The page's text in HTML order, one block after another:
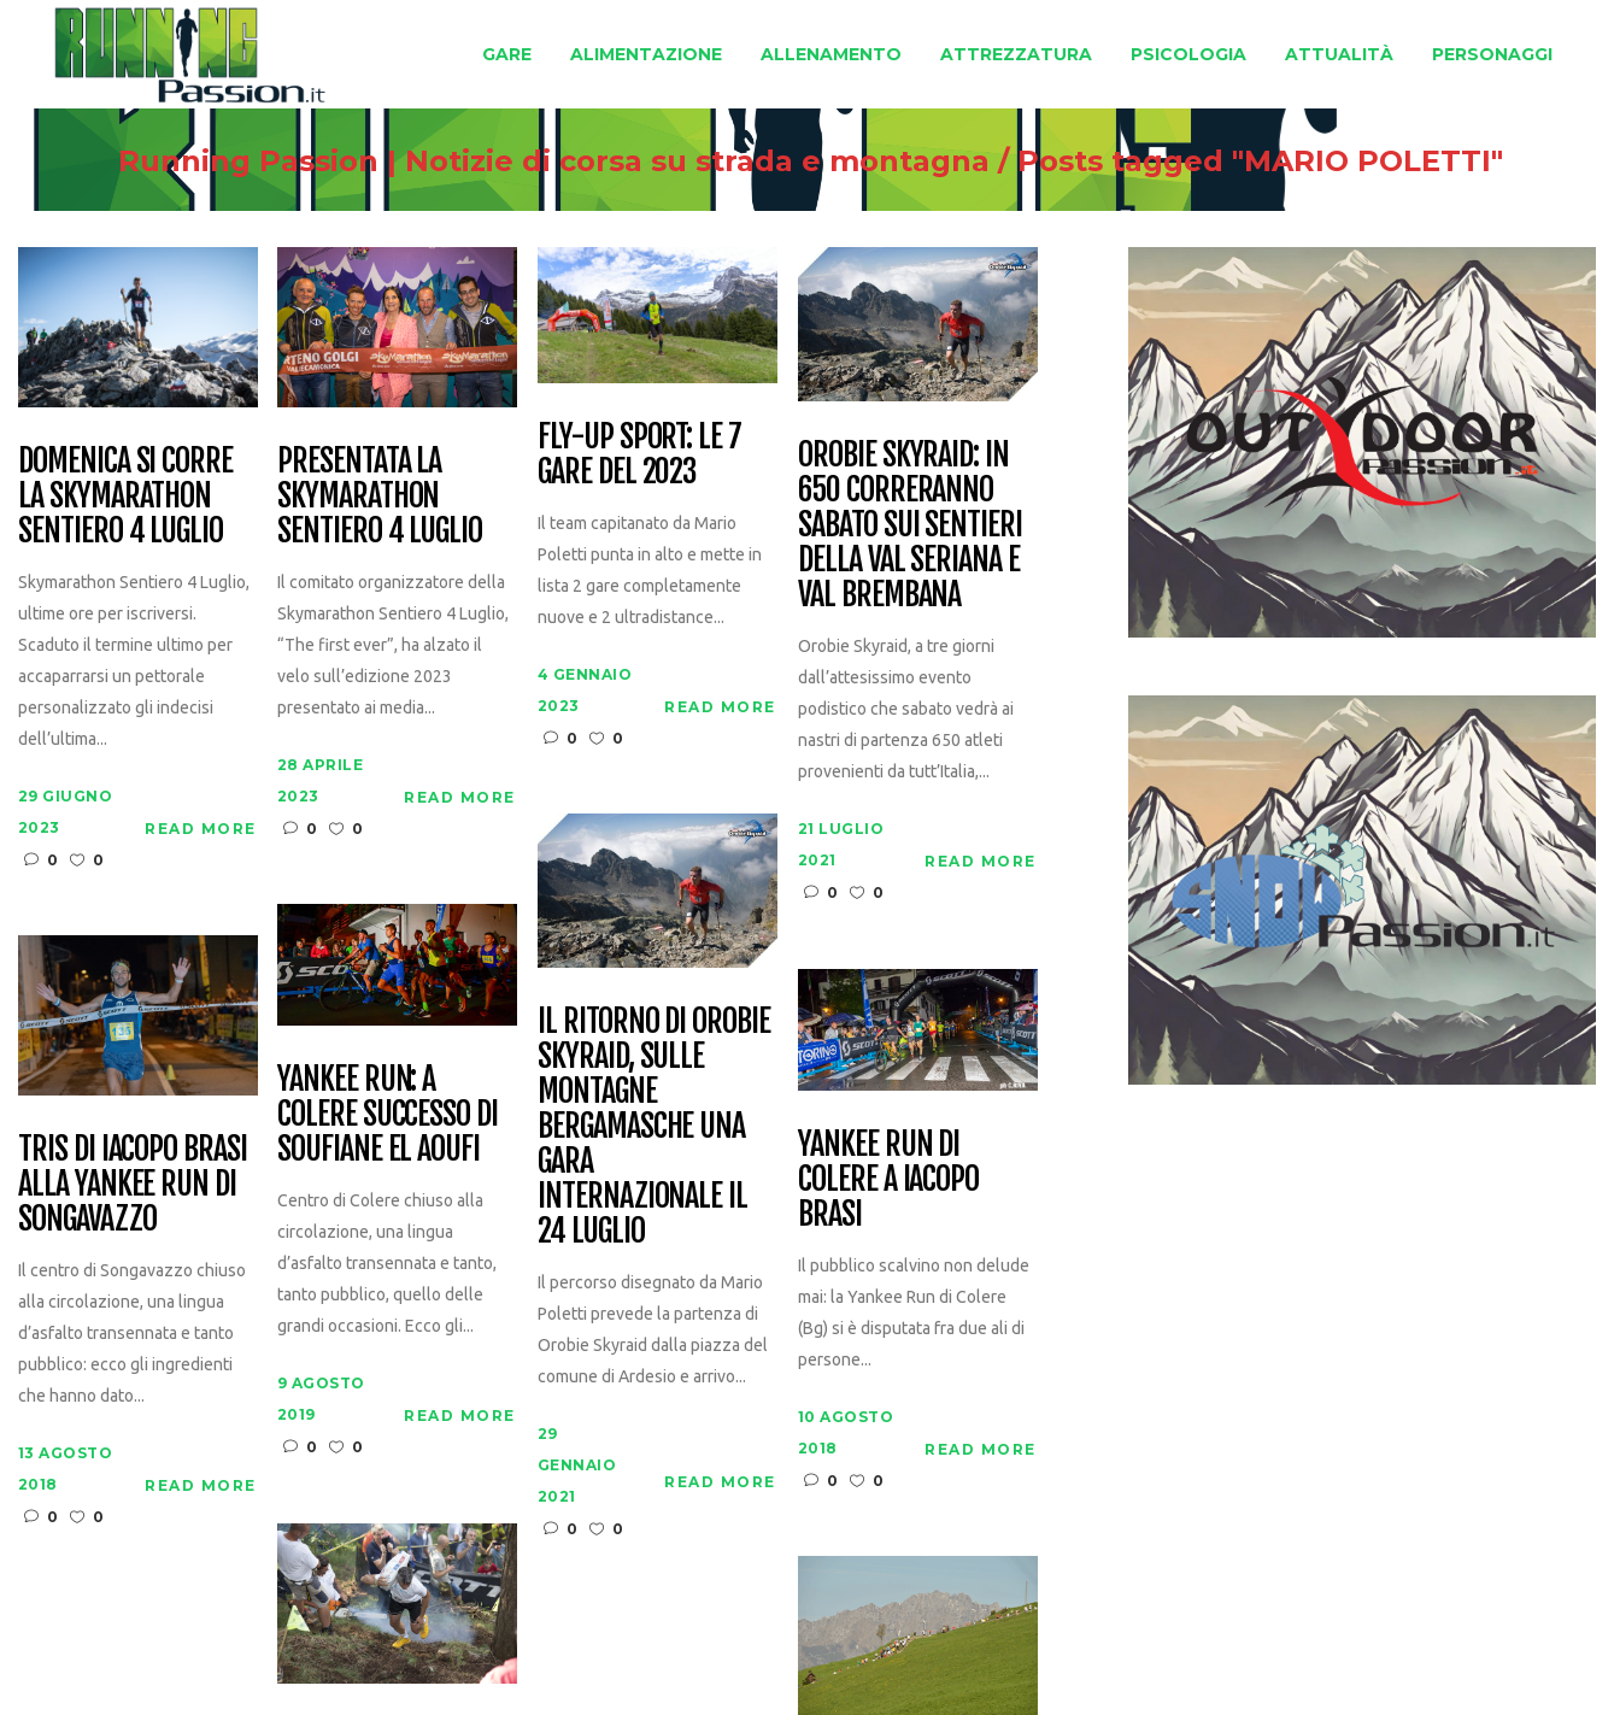
GARE ALIMENTAZIONE ALLENAMENTO ATTREZZATURA PSICOLOGIA ATTUALITÀ PERSONAGGI
Running Passion | Notizie di corsa su strada e montagna/Posts tagged "MARIO POLETTI"
DOMENICA SI CORRE
LA SKYMARATHON
SENTIERO 4 LUGLIO
Skymarathon Sentiero 4 Luglio,
ultime ore per iscriversi.
Scaduto il termine ultimo per
accaparrarsi un pettorale
personalizzato gli indecisi
dell’ultima...
29 GIUGNO
2023
0
0
READ MORE
PRESENTATA LA
SKYMARATHON
SENTIERO 4 LUGLIO
Il comitato organizzatore della
Skymarathon Sentiero 4 Luglio,
“The first ever”, ha alzato il
velo sull’edizione 2023
presentato ai media...
28 APRILE
2023
0
0
READ MORE
FLY-UP SPORT: LE 7
GARE DEL 2023
Il team capitanato da Mario
Poletti punta in alto e mette in
lista 2 gare completamente
nuove e 2 ultradistance...
4 GENNAIO
2023
0
0
READ MORE
OROBIE SKYRAID: IN
650 CORRERANNO
SABATO SUI SENTIERI
DELLA VAL SERIANA E
VAL BREMBANA
Orobie Skyraid, a tre giorni
dall’attesissimo evento
podistico che sabato vedrà ai
nastri di partenza 650 atleti
provenienti da tutt’Italia,...
21 LUGLIO
2021
0
0
READ MORE
IL RITORNO DI OROBIE
SKYRAID, SULLE
MONTAGNE
BERGAMASCHE UNA
GARA
INTERNAZIONALE IL
24 LUGLIO
Il percorso disegnato da Mario
Poletti prevede la partenza di
Orobie Skyraid dalla piazza del
comune di Ardesio e arrivo...
29
GENNAIO
2021
0
0
READ MORE
YANKEE RUN: A
COLERE SUCCESSO DI
SOUFIANE EL AOUFI
Centro di Colere chiuso alla
circolazione, una lingua
d’asfalto transennata e tanto,
tanto pubblico, quello delle
grandi occasioni. Ecco gli...
9 AGOSTO
2019
0
0
READ MORE
TRIS DI IACOPO BRASI
ALLA YANKEE RUN DI
SONGAVAZZO
Il centro di Songavazzo chiuso
alla circolazione, una lingua
d’asfalto transennata e tanto
pubblico: ecco gli ingredienti
che hanno dato...
13 AGOSTO
2018
0
0
READ MORE
YANKEE RUN DI
COLERE A IACOPO
BRASI
Il pubblico scalvino non delude
mai: la Yankee Run di Colere
(Bg) si è disputata fra due ali di
persone...
10 AGOSTO
2018
0
0
READ MORE